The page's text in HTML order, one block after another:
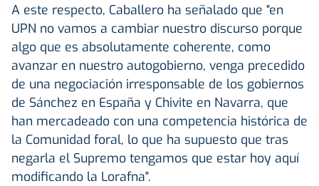
A este respecto, Caballero ha señalado que "en
UPN no vamos a cambiar nuestro discurso porque
algo que es absolutamente coherente, como
avanzar en nuestro autogobierno, venga precedido
de una negociación irresponsable de los gobiernos
de Sánchez en España y Chivite en Navarra, que
han mercadeado con una competencia histórica de
la Comunidad foral, lo que ha supuesto que tras
negarla el Supremo tengamos que estar hoy aquí
modificando la Lorafna".